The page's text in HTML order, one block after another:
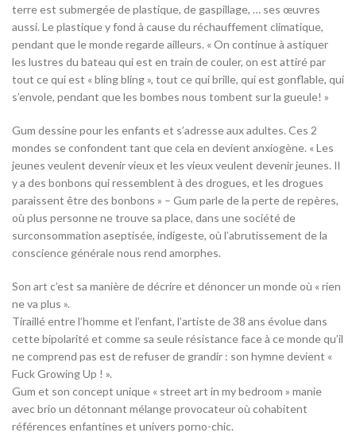
terre est submergée de plastique, de gaspillage, … ses œuvres
aussi. Le plastique y fond à cause du réchauffement climatique,
pendant que le monde regarde ailleurs. « On continue à astiquer
les lustres du bateau qui est en train de couler, on est attiré par
tout ce qui est « bling bling », tout ce qui brille, qui est gonflable, qui
s’envole, pendant que les bombes nous tombent sur la gueule! »
Gum dessine pour les enfants et s’adresse aux adultes. Ces 2
mondes se confondent tant que cela en devient anxiogène. « Les
jeunes veulent devenir vieux et les vieux veulent devenir jeunes. Il
y a des bonbons qui ressemblent à des drogues, et les drogues
paraissent être des bonbons » – Gum parle de la perte de repères,
où plus personne ne trouve sa place, dans une société de
surconsommation aseptisée, indigeste, où l’abrutissement de la
conscience générale nous rend amorphes.
Son art c’est sa manière de décrire et dénoncer un monde où « rien
ne va plus ».
Tiraillé entre l’homme et l’enfant, l’artiste de 38 ans évolue dans
cette bipolarité et comme sa seule résistance face à ce monde qu’il
ne comprend pas est de refuser de grandir : son hymne devient «
Fuck Growing Up ! ».
Gum et son concept unique « street art in my bedroom » manie
avec brio un détonnant mélange provocateur où cohabitent
références enfantines et univers porno-chic.